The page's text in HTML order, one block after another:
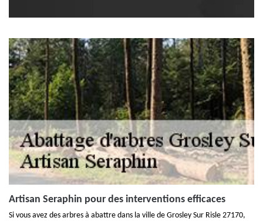
Artisan Seraphin pour des interventions efficaces
Si vous avez des arbres à abattre dans la ville de Grosley Sur Risle 27170,